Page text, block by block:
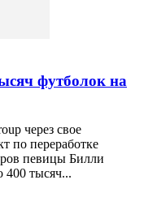
футболок на
через свое
по переработке
певицы Билли
тысяч...